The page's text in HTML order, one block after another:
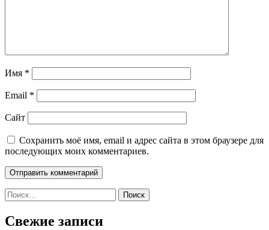
Имя *
Email *
Сайт
Сохранить моё имя, email и адрес сайта в этом браузере для
последующих моих комментариев.
Найти:
Свежие записи